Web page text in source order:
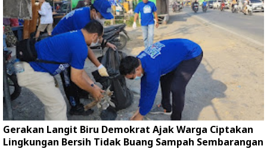
Gerakan Langit Biru Demokrat Ajak Warga Ciptakan
Lingkungan Bersih Tidak Buang Sampah Sembarangan